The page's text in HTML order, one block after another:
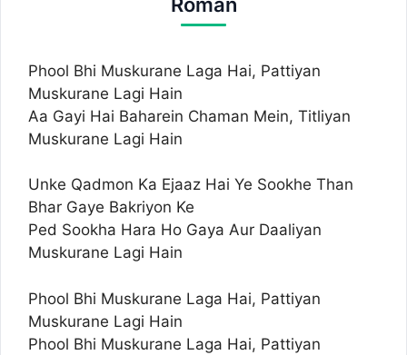
Phool Bhi Muskurane Laga Hai, Pattiyan
Muskurane Lagi Hain
Aa Gayi Hai Baharein Chaman Mein, Titliyan
Muskurane Lagi Hain
Unke Qadmon Ka Ejaaz Hai Ye Sookhe Than
Bhar Gaye Bakriyon Ke
Ped Sookha Hara Ho Gaya Aur Daaliyan
Muskurane Lagi Hain
Phool Bhi Muskurane Laga Hai, Pattiyan
Muskurane Lagi Hain
Phool Bhi Muskurane Laga Hai, Pattiyan